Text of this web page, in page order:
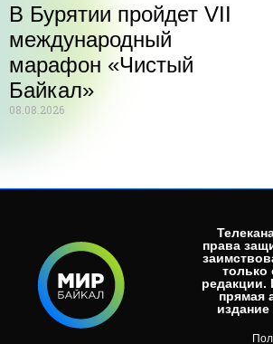
В Бурятии пройдет VII
международный
марафон «Чистый
Байкал»
08.08.2026
права
только
редакции.
прямая